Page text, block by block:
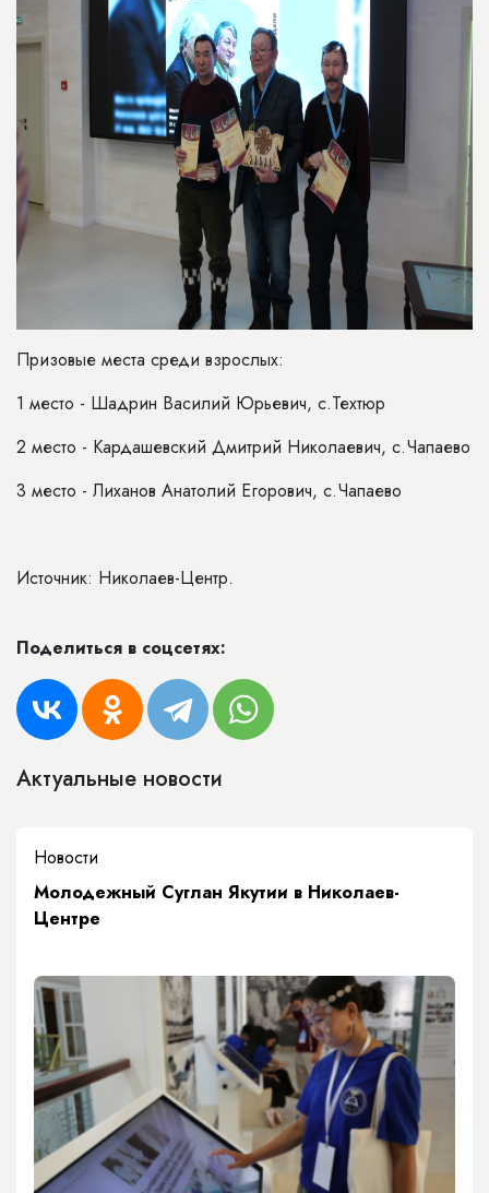
Призовые места среди взрослых:
1 место - Шадрин Василий Юрьевич, с.Техтюр
2 место - Кардашевский Дмитрий Николаевич, с.Чапаево
3 место - Лиханов Анатолий Егорович, с.Чапаево
Источник: Николаев-Центр.
Поделиться в соцсетях:
Актуальные новости
Новости
Молодежный Суглан Якутии в Николаев-
Центре